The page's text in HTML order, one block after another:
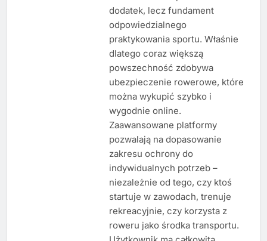
dodatek, lecz fundament
odpowiedzialnego
praktykowania sportu. Właśnie
dlatego coraz większą
powszechność zdobywa
ubezpieczenie rowerowe, które
można wykupić szybko i
wygodnie online.
Zaawansowane platformy
pozwalają na dopasowanie
zakresu ochrony do
indywidualnych potrzeb –
niezależnie od tego, czy ktoś
startuje w zawodach, trenuje
rekreacyjnie, czy korzysta z
roweru jako środka transportu.